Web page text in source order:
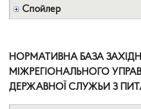
Спойлер
НОРМАТИВНА БАЗА
МІЖРЕГІОНАЛЬНОГО
ДЕРЖАВНОЇ СЛУЖЬИ З